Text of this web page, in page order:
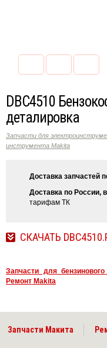
DBC4510
деталировка
Запчасти для
инструмента Makita
Доставка запчастей
Доставка по России,
тарифам ТК
СКАЧАТЬ
Запчасти для
Ремонт Makita
Запчасти Макита